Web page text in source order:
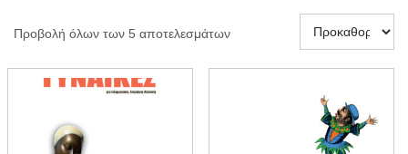
Προβολή όλων των 5 αποτελεσμάτων